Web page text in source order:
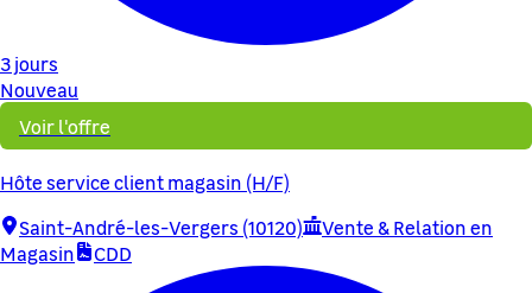
3 jours
Nouveau
Voir l'offre
Hôte service client magasin (H/F)
Saint-André-les-Vergers (10120)
Vente & Relation en
Magasin
CDD